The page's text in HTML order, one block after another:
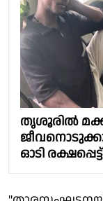
തൃശൂരിൽ
ഓടി